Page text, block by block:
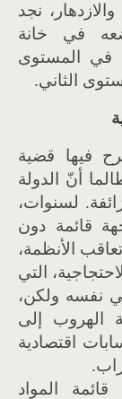
نجد
في خانة
في المستوى
الثاني.
فيها قضية
أنّ الدولة
لسنوات،
قائمة دون
الأنظمة،
التي
نفسه ولكن،
الهروب إلى
اقتصادية
المواد